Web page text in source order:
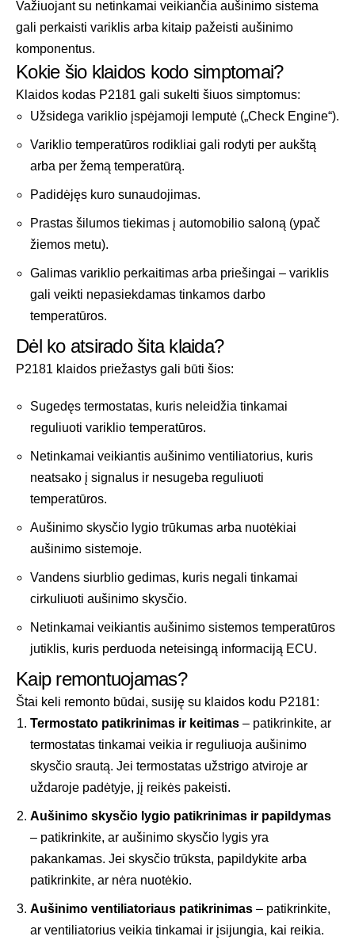
Važiuojant su netinkamai veikiančia aušinimo sistema
gali perkaisti variklis arba kitaip pažeisti aušinimo
komponentus.
Kokie šio klaidos kodo simptomai?
Klaidos kodas P2181 gali sukelti šiuos simptomus:
Užsidega variklio įspėjamoji lemputė („Check Engine“).
Variklio temperatūros rodikliai gali rodyti per aukštą
arba per žemą temperatūrą.
Padidėjęs kuro sunaudojimas.
Prastas šilumos tiekimas į automobilio saloną (ypač
žiemos metu).
Galimas variklio perkaitimas arba priešingai – variklis
gali veikti nepasiekdamas tinkamos darbo
temperatūros.
Dėl ko atsirado šita klaida?
P2181 klaidos priežastys gali būti šios:
Sugedęs termostatas, kuris neleidžia tinkamai
reguliuoti variklio temperatūros.
Netinkamai veikiantis aušinimo ventiliatorius, kuris
neatsako į signalus ir nesugeba reguliuoti
temperatūros.
Aušinimo skysčio lygio trūkumas arba nuotėkiai
aušinimo sistemoje.
Vandens siurblio gedimas, kuris negali tinkamai
cirkuliuoti aušinimo skysčio.
Netinkamai veikiantis aušinimo sistemos temperatūros
jutiklis, kuris perduoda neteisingą informaciją ECU.
Kaip remontuojamas?
Štai keli remonto būdai, susiję su klaidos kodu P2181:
Termostato patikrinimas ir keitimas – patikrinkite, ar
termostatas tinkamai veikia ir reguliuoja aušinimo
skysčio srautą. Jei termostatas užstrigo atviroje ar
uždaroje padėtyje, jį reikės pakeisti.
Aušinimo skysčio lygio patikrinimas ir papildymas
– patikrinkite, ar aušinimo skysčio lygis yra
pakankamas. Jei skysčio trūksta, papildykite arba
patikrinkite, ar nėra nuotėkio.
Aušinimo ventiliatoriaus patikrinimas – patikrinkite,
ar ventiliatorius veikia tinkamai ir įsijungia, kai reikia.